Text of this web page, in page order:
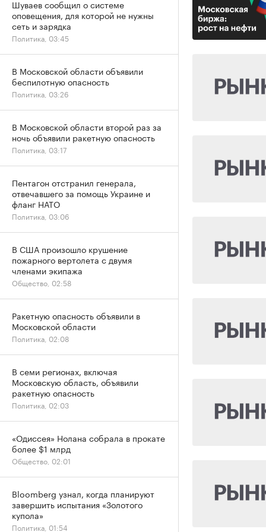
Шуваев сообщил о системе
оповещения, для которой не нужны
сеть и зарядка
Политика, 03:45
В Московской области объявили
беспилотную опасность
Политика, 03:26
В Московской области второй раз за
ночь объявили ракетную опасность
Политика, 03:17
Пентагон отстранил генерала,
отвечавшего за помощь Украине и
фланг НАТО
Политика, 03:06
В США произошло крушение
пожарного вертолета с двумя
членами экипажа
Общество, 02:58
Ракетную опасность объявили в
Московской области
Политика, 02:08
В семи регионах, включая
Московскую область, объявили
ракетную опасность
Политика, 02:03
«Одиссея» Нолана собрала в прокате
более $1 млрд
Общество, 02:01
Bloomberg узнал, когда планируют
завершить испытания «Золотого
купола»
Политика, 01:54